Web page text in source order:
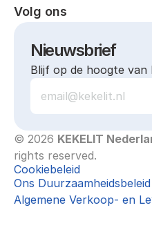
Volg ons
Nieuwsbrief
Blijf op de hoogte van
© 2026 KEKELIT
rights reserved.
Cookiebeleid
Ons Duurzaamheidsbeleid
Algemene Verkoop- en